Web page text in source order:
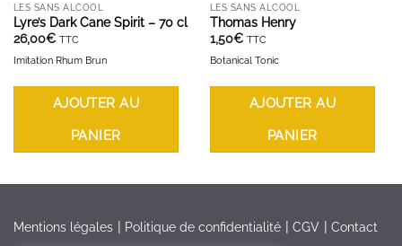
LES SANS ALCOOL
Lyre’s Dark Cane Spirit – 70 cl
26,00€ TTC
Imitation Rhum Brun
AJOUTER AU
PANIER
LES SANS ALCOOL
Thomas Henry
1,50€ TTC
Botanical Tonic
AJOUTER AU
PANIER
Mentions légales Politique de confidentialité CGV Contact